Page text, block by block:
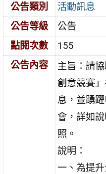
公告類別
活動訊息
公告等級
公告
點閱次數
155
公告內容
主旨：請
創意競賽
息，並踴
會，詳如
照。
說明：
一、為提